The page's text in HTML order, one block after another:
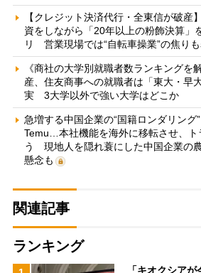
【クレジット決済代行・全東信が破産
資をしながら「20年以上の粉飾決算」
リ 営業現場では“自転車操業”の焦り
《商社の大学別就職者数ランキングを
産、住友商事への就職者は「東大・早
実 3大学以外で強い大学はどこか
急増する中国企業の“国籍ロンダリング
Temu…本社機能を海外に移転させ、ト
う 現地人を隠れ蓑にした中国企業の
懸念も
関連記事
ランキング
「キオクシア